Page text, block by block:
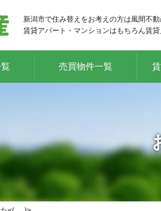
新潟市で住み替えをお考えの方は風間不動
賃貸アパート・マンションはもちろん賃
売買物件一覧